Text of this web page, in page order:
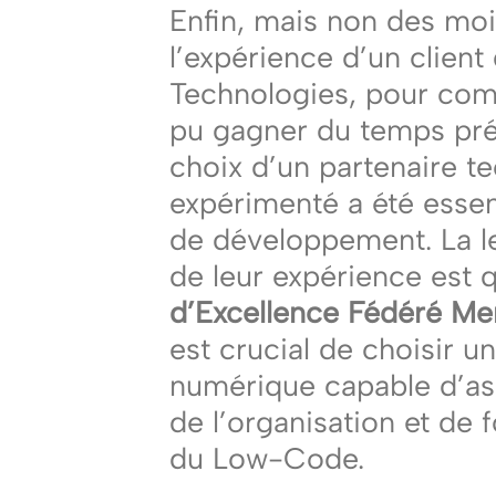
Enfin, mais non des
l’expérience d’un
Technologies, pour
pu gagner du temps
choix d’un partenaire
expérimenté a été
de développement. La
de leur expérience est
d’Excellence Fédéré
est crucial de choisir
numérique capable
de l’organisation et de
du Low-Code.